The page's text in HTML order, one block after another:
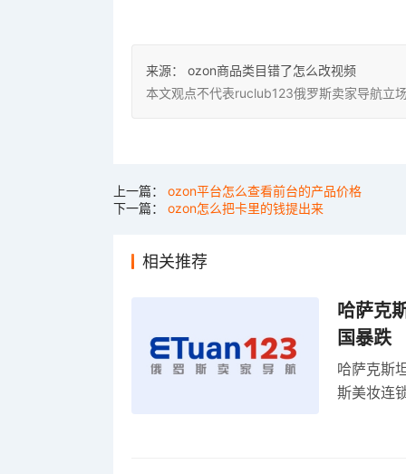
来源：
ozon商品类目错了怎么改视频
本文观点不代表ruclub123俄罗斯卖家导航立
上一篇： ozon平台怎么查看前台的产品价格
下一篇： ozon怎么把卡里的钱提出来
相关推荐
哈萨克
国暴跌
哈萨克斯
斯美妆连